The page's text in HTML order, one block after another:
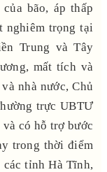
bão, áp thấp
nghiêm trọng tại
Trung và Tây
mất tích và
nhà nước, Chủ
trực UBTƯ
có hỗ trợ bước
trong thời điểm
các tỉnh Hà Tĩnh,